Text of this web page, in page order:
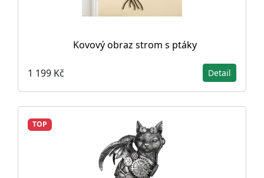
Kovový obraz strom s ptáky
1 199 Kč Detail
TOP